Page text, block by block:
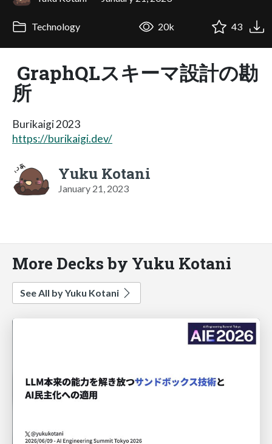
Technology 20k 43
GraphQLスキーマ設計の勘
所
Burikaigi 2023
https://burikaigi.dev/
Yuku Kotani
January 21, 2023
More Decks by Yuku Kotani
See All by Yuku Kotani